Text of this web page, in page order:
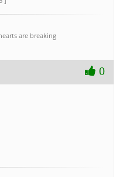
are breaking
0